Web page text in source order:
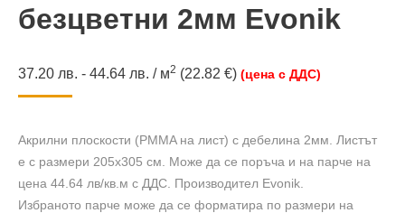
безцветни 2мм Evonik
37.20 лв. - 44.64 лв. / м2 (22.82 €) (цена с ДДС)
Акрилни плоскости (PMMA на лист) с дебелина 2мм. Листът
е с размери 205х305 см. Може да се поръча и на парче на
цена 44.64 лв/кв.м с ДДС. Производител Evonik.
Избраното парче може да се форматира по размери на